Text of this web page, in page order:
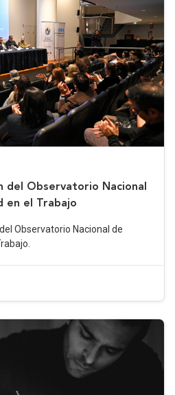
del Observatorio Nacional
en el Trabajo
Observatorio Nacional de